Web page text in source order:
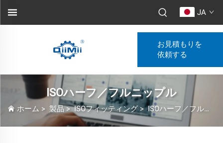
JA
お見積もりを
依頼する
ISOハーフ／フルニップル
ホーム > 製品>ISOフィッティング>ISOハーフ／フルニップル